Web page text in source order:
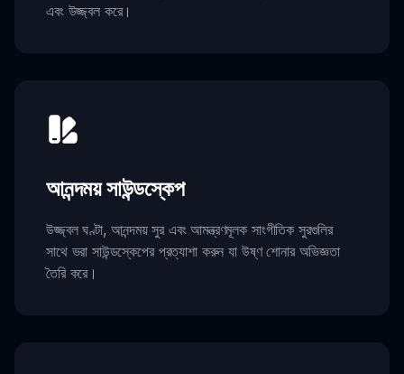
এবং উজ্জ্বল করে।
আনন্দময় সাউন্ডস্কেপ
উজ্জ্বল ঘণ্টা, আনন্দময় সুর এবং আমন্ত্রণমূলক সাংগীতিক সুরগুলির
সাথে ভরা সাউন্ডস্কেপের প্রত্যাশা করুন যা উষ্ণ শোনার অভিজ্ঞতা
তৈরি করে।